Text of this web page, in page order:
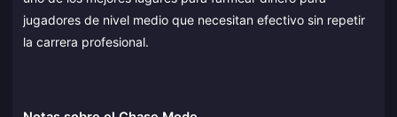
jugadores de nivel medio que necesitan efectivo sin repetir
la carrera profesional.